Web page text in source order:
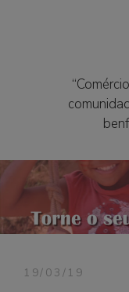
19/03/19